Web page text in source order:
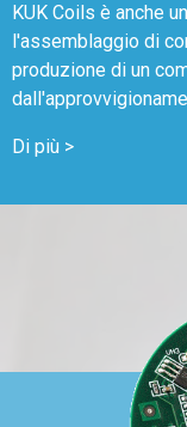
KUK Coils è anche
l'assemblaggio di
produzione di un
Di più >